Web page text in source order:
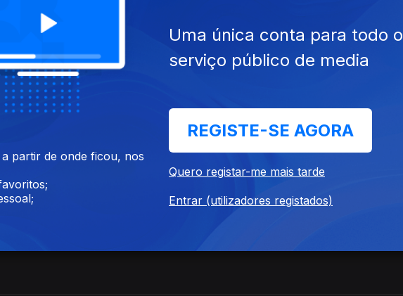
partir de onde ficou, nos
Uma única conta para todo o
serviço público de media
REGISTE-SE AGORA
Quero registar-me mais tarde
Entrar (utilizadores registados)